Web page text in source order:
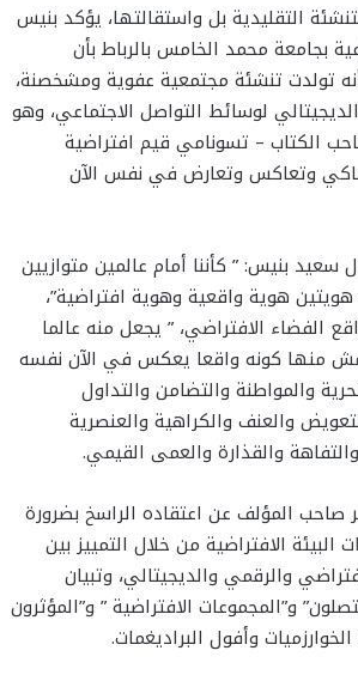
التقليدية بل واستقالتها، يؤكد بنيس
بجامعة محمد الخامس بالرباط بأن
أنه تولدت تنشئة مجتمعية عفوية ومشخصنة،
لوسائط التواصل الاجتماعي، وهو
الكتاب – تسونامي قيم افتراضية
وتعاكس وتعارض في نفس الآن
بنيس: ” كأننا أمام عالمين متوازيين
هوية واقعية وهوية افتراضية”،
الفضاء الافتراضي، ” يجعل منه عالما
منها كونه واقعا يعكس في الآن نفسه
والمواطنة والتضامن والتداول
والعنف والكراهية والعنصرية
والقذارة والعمى القيمي.
صاحب المؤلف عن اعتقاده الراسخ بضرورة
الافتراضية من خلال التمييز بين
والرقمي والديجيتالي، وتبيان
و”المجموعات الافتراضية ” و”المؤثرون
وأفول البراديغمات.